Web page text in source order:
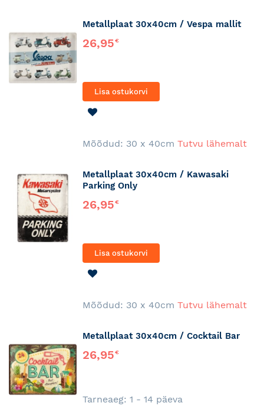
Metallplaat 30x40cm / Vespa mallit
26,95€
Lisa ostukorvi
Mõõdud: 30 x 40cm Tutvu lähemalt
Metallplaat 30x40cm / Kawasaki
Parking Only
26,95€
Lisa ostukorvi
Mõõdud: 30 x 40cm Tutvu lähemalt
Metallplaat 30x40cm / Cocktail Bar
26,95€
Tarneaeg: 1 - 14 päeva